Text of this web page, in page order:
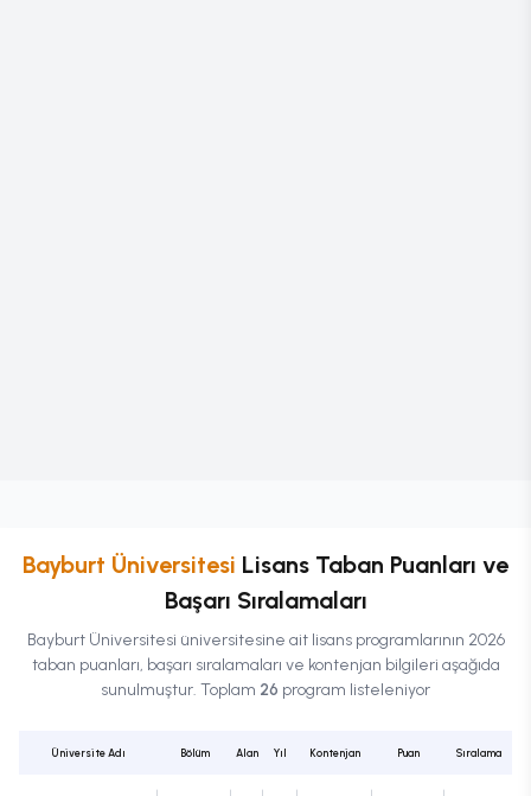
Bayburt Üniversitesi Lisans Taban Puanları ve
Başarı Sıralamaları
Bayburt Üniversitesi üniversitesine ait lisansprogramlarının 2026
taban puanları, başarı sıralamaları ve kontenjan bilgileri aşağıda
sunulmuştur. Toplam 26 program listeleniyor
Üniversite Adı Bölüm Alan Yıl Kontenjan Puan Sıralama